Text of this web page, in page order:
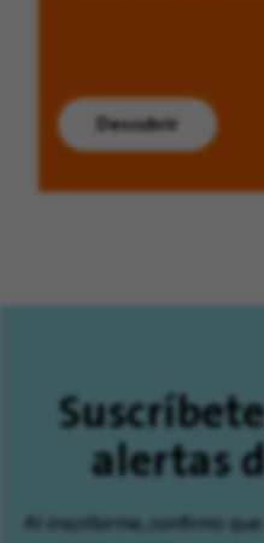
Descubrir
alertas
Al inscribirme, confirmo